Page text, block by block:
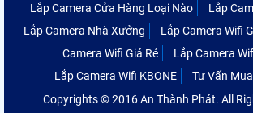
Lắp Camera Cửa Hàng Loại Nào
Lắp
Lắp Camera Nhà Xưởng
Lắp Camera Wifi
Camera Wifi Giá Rẻ
Lắp Camera
Lắp Camera Wifi KBONE
Tư Vấn
Copyrights © 2016 An Thành Phát. All